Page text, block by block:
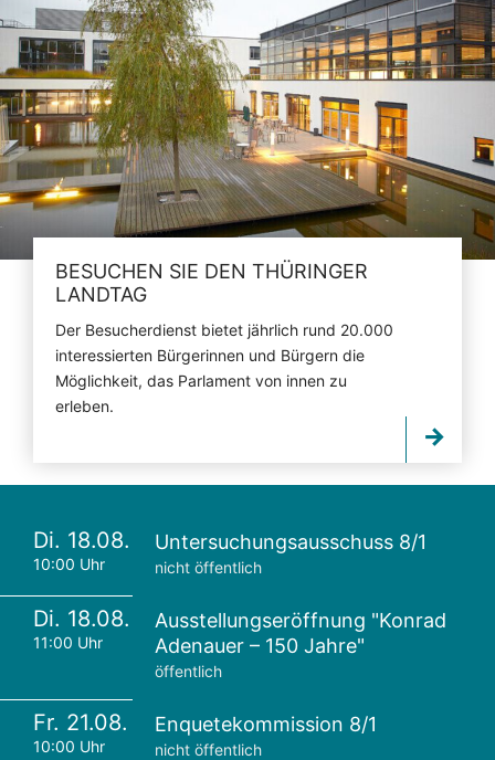
BESUCHEN SIE DEN THÜRINGER
LANDTAG
Der Besucherdienst bietet jährlich rund 20.000
interessierten Bürgerinnen und Bürgern die
Möglichkeit, das Parlament von innen zu
erleben.
Di. 18.08.
10:00 Uhr
Untersuchungsausschuss 8/1
nicht öffentlich
Di. 18.08.
11:00 Uhr
Ausstellungseröffnung "Konrad
Adenauer – 150 Jahre"
öffentlich
Fr. 21.08.
10:00 Uhr
Enquetekommission 8/1
nicht öffentlich